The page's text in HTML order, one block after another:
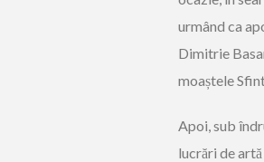
urmând ca
Dimitrie
moaștele
Apoi, sub
lucrări de